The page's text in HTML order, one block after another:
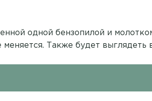
одной бензопилой и
меняется. Также будет